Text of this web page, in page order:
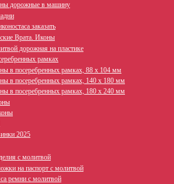
дорожные в машину
заказать
Врата. Иконы
дорожная на пластике
рамках
в посеребренных рамках, 88 х 104 мм
в посеребренных рамках, 140 х 180 мм
в посеребренных рамках, 180 х 240 мм
2025
с молитвой
на паспорт с молитвой
ремни с молитвой